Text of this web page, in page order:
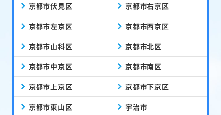
京都市伏見区 京都市右京区
京都市左京区 京都市西京区
京都市山科区 京都市北区
京都市中京区 京都市南区
京都市上京区 京都市下京区
京都市東山区 宇治市